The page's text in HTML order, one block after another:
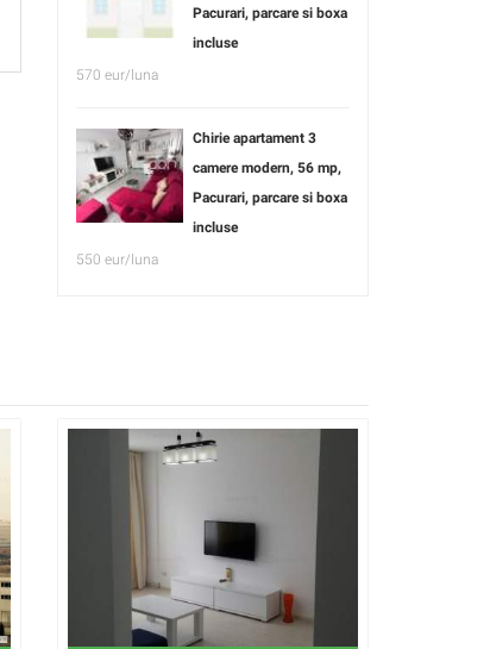
Pacurari, parcare si boxa
incluse
570 eur/luna
Chirie apartament 3
camere modern, 56 mp,
Pacurari, parcare si boxa
incluse
550 eur/luna